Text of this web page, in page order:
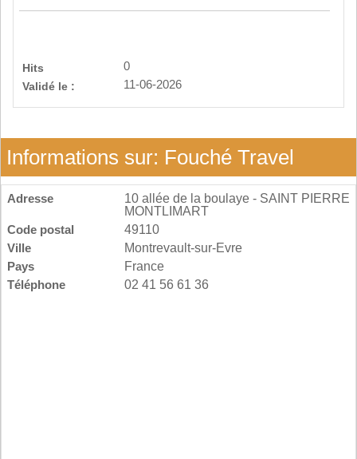
Hits
0
Validé le :
11-06-2026
Informations sur: Fouché Travel
Adresse
10 allée de la boulaye - SAINT PIERRE
MONTLIMART
Code postal
49110
Ville
Montrevault-sur-Evre
Pays
France
Téléphone
02 41 56 61 36